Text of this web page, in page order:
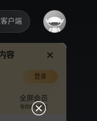
客户端
赵昭仪
容
登录
全屏会员
电视端也能用